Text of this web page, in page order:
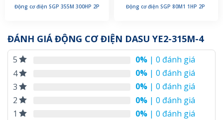
Động cơ điện SGP 355M 300HP 2P Động cơ điện SGP 80M1 1HP 2P
ĐÁNH GIÁ ĐỘNG CƠ ĐIỆN DASU YE2-315M-4
5 0% | 0 đánh giá
4
0% | 0 đánh giá
3
0% | 0 đánh giá
2
0% | 0 đánh giá
1
0% | 0 đánh giá